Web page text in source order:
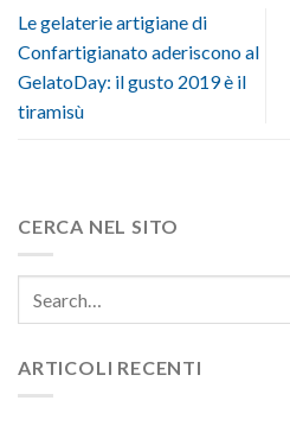
Le gelaterie artigiane di
Confartigianato aderiscono al
GelatoDay: il gusto 2019 è il
tiramisù
CERCA NEL SITO
ARTICOLI RECENTI